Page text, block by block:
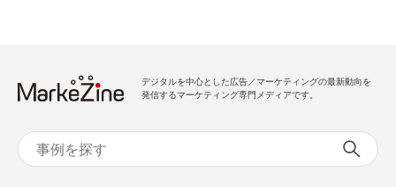
デジタルを中心とした広告／マーケティングの最新動向を
発信するマーケティング専門メディアです。